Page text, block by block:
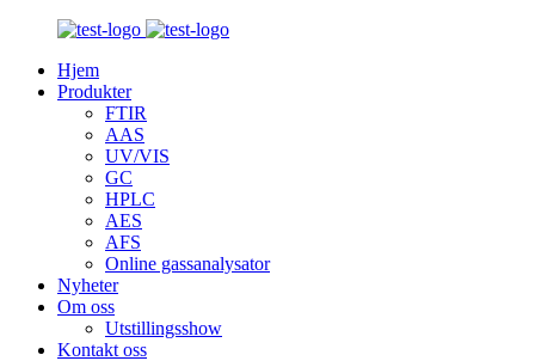
Hjem
Produkter
FTIR
AAS
UV/VIS
GC
HPLC
AES
AFS
Online gassanalysator
Nyheter
Om oss
Utstillingsshow
Kontakt oss